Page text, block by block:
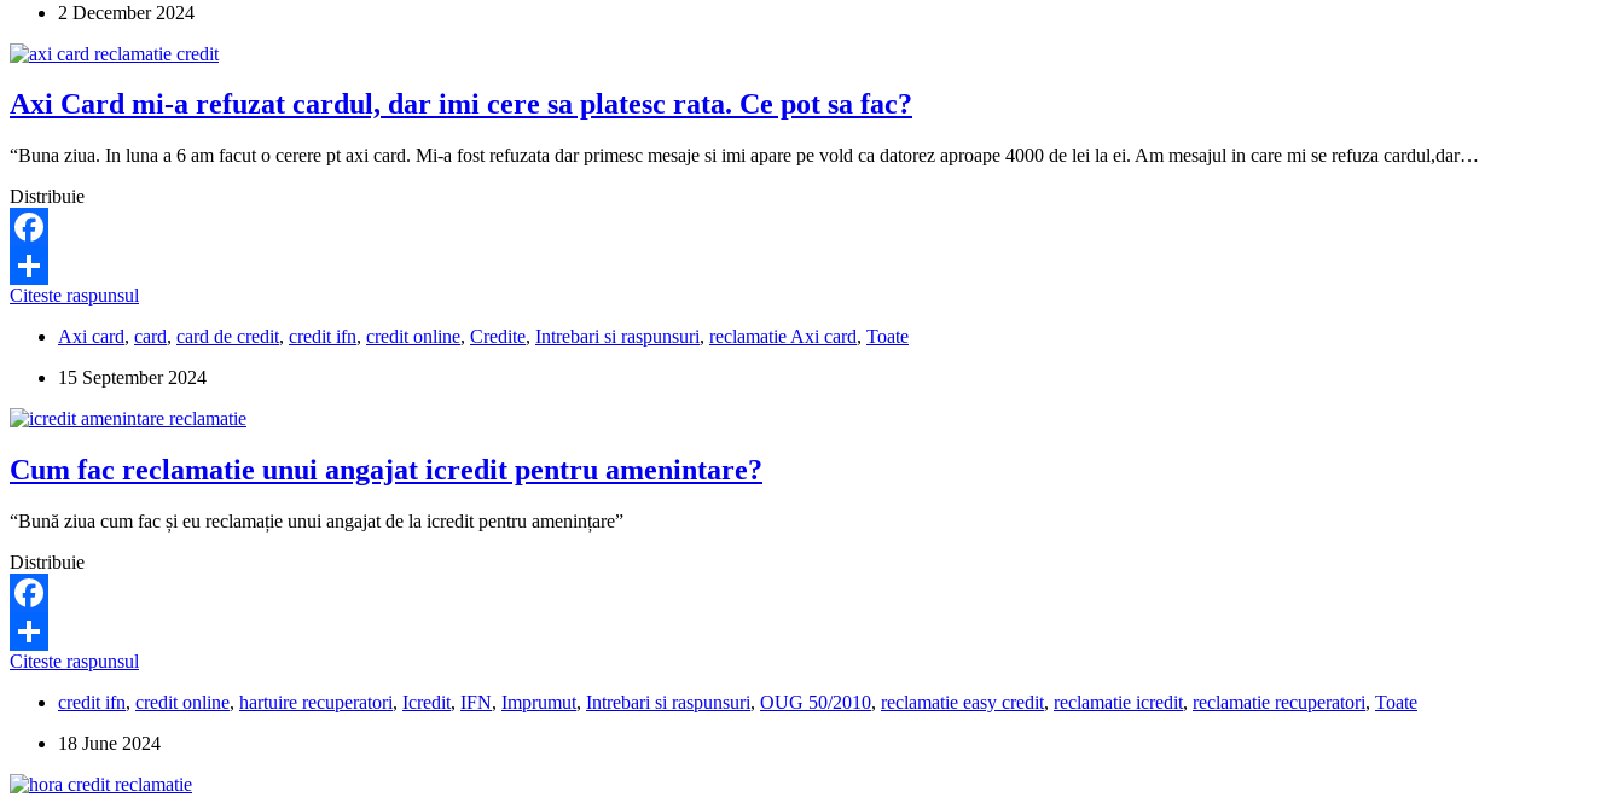
RON
un
de
4000
RON
de
Ce
sa
2 December 2024
Axi Card mi-a refuzat cardul, dar imi cere sa platesc rata. Ce pot sa fac?
“Buna ziua. In luna a 6 am facut o cerere pt axi card. Mi-a fost refuzata dar primesc mesaje si imi apare pe vold ca datorez aproape 4000 de lei la ei. Am mesajul in care mi se refuza cardul,dar…
Distribuie
Facebook
Share
Citeste raspunsul
mi-
refuzat
dar
cere
sa
platesc
rata.
Axi card, card, card de credit, credit ifn, credit online, Credite, Intrebari si raspunsuri, reclamatie Axi card, Toate
15 September 2024
Cum fac reclamatie unui angajat icredit pentru amenintare?
“Bună ziua cum fac și eu reclamație unui angajat de la icredit pentru amenințare”
Distribuie
Facebook
Share
Citeste raspunsul
reclamatie
angajat
pentru
credit ifn, credit online, hartuire recuperatori, Icredit, IFN, Imprumut, Intrebari si raspunsuri, OUG 50/2010, reclamatie easy credit, reclamatie icredit, reclamatie recuperatori, Toate
18 June 2024